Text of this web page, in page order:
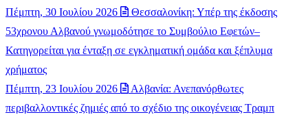
Πέμπτη, 30 Ιουλίου 2026
Θεσσαλονίκη: Υπέρ της έκδοσης
53χρονου Αλβανού γνωμοδότησε το Συμβούλιο Εφετών–
Κατηγορείται για ένταξη σε εγκληματική ομάδα και ξέπλυμα
χρήματος
Πέμπτη, 23 Ιουλίου 2026
Αλβανία: Ανεπανόρθωτες
περιβαλλοντικές ζημιές από το σχέδιο της οικογένειας Τραμπ